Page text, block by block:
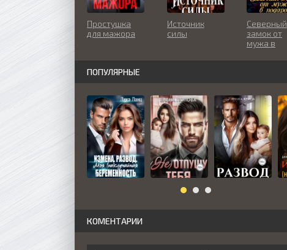
Простушка
для мажора
Источник
силы
Северный
замок от
мужа в
ПОПУЛЯРНЫЕ
КОМЕНТАРИИ